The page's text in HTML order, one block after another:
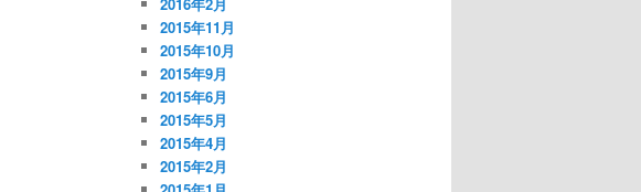
2015年11月
2015年10月
2015年9月
2015年6月
2015年5月
2015年4月
2015年2月